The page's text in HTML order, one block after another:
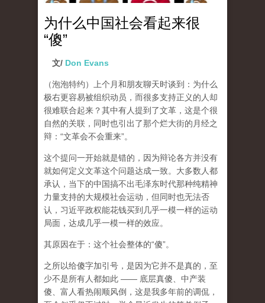
为什么中国社会看起来很
“傻”
文/ Don Evans
（泡泡特约）
上个月和朋友聊天时谈到：为什么
极右更容易被组织动员，而很多支持正义的人却
很难联合起来？其中有人提到了文革，这是个很
自然的关联，同时也引出了那个烂大街的月经之
辩：“文革会不会重来”。
这个提问一开始就是错的，因为辩论各方并没有
就如何定义文革这个问题达成一致。大多数人都
承认，当下的中国搞不出毛泽东时代那种纯精神
力量支持的大规模社会运动，但同时也无法否
认，习近平政权能花钱买到几乎一模一样的运动
局面，达成几乎一模一样的效应。
其原因在于：这个社会整体的“傻”。
之所以给傻字加引号，是因为它并不是真的，至
少不是所有人都如此 —— 底层真傻、中产装
傻、富人看热闹顺风倒，这是我多年前的调侃，